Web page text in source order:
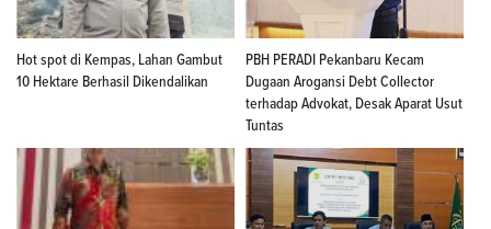
Hot spot di Kempas, Lahan Gambut
10 Hektare Berhasil Dikendalikan
PBH PERADI Pekanbaru Kecam
Dugaan Arogansi Debt Collector
terhadap Advokat, Desak Aparat Usut
Tuntas